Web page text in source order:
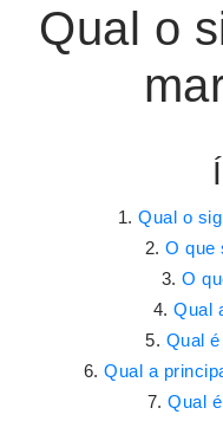
Qual o
Qual o
O que
O
Qual
Qual
Qual a
Qual